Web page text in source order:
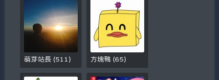
萌芽站長(511 ) 方塊鴨(65)